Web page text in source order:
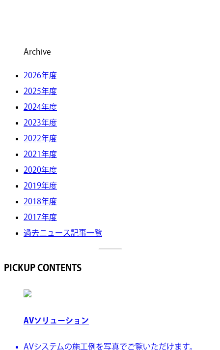
Archive
2026年度
2025年度
2024年度
2023年度
2022年度
2021年度
2020年度
2019年度
2018年度
2017年度
過去ニュース記事一覧
PICKUP CONTENTS
AVソリューション
AVシステムの施工例を写真でご覧いただけます。